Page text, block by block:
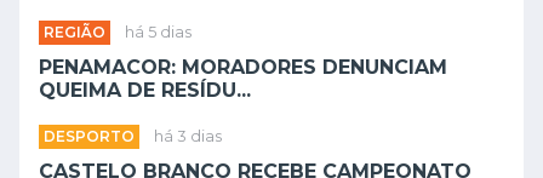
REGIÃO há 5 dias
PENAMACOR: MORADORES DENUNCIAM
QUEIMA DE RESÍDU...
DESPORTO há 3 dias
CASTELO BRANCO RECEBE CAMPEONATO